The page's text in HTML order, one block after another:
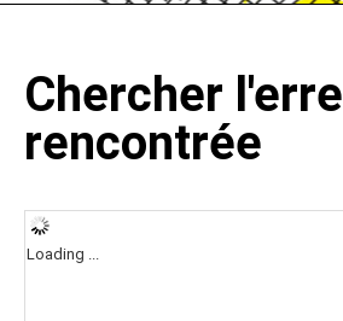
Chercher
rencontrée
Loading ...